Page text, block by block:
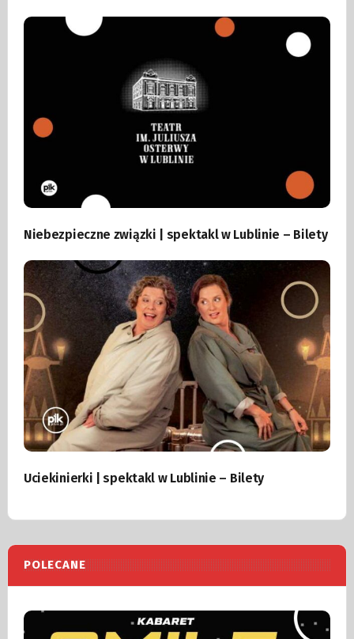
Niebezpieczne związki | spektakl w Lublinie – Bilety
Uciekinierki | spektakl w Lublinie – Bilety
POLECANE